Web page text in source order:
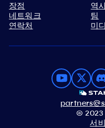
장점
네트워크
연락처
역
팀
미
© 2023
서